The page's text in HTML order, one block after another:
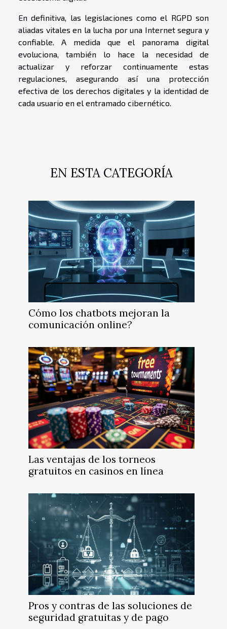
En definitiva, las legislaciones como el RGPD son
aliadas vitales en la lucha por una Internet segura y
confiable. A medida que el panorama digital
evoluciona, también lo hace la necesidad de
actualizar y reforzar continuamente estas
regulaciones, asegurando así una protección
efectiva de los derechos digitales y la identidad de
cada usuario en el entramado cibernético.
EN ESTA CATEGORÍA
Cómo los chatbots mejoran la
comunicación online?
Las ventajas de los torneos
gratuitos en casinos en línea
Pros y contras de las soluciones de
seguridad gratuitas y de pago